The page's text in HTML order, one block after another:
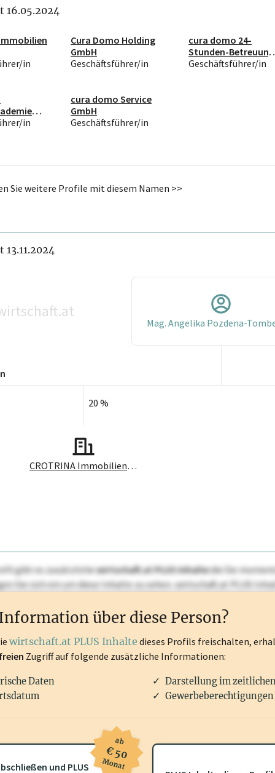
16.05.2024
in
Cura Domo Holding
GmbH
Geschäftsführer/in
cura domo 24-
Stunden-Betreuung
GmbH
Geschäftsführer/in
in
cura domo Service
GmbH
Geschäftsführer/in
Sie weitere Profile mit diesem Namen >>
Mag. Angelika Pozdena-
CROTRINA Immobilien GmbH
20 %
gibt es zusätzlichewirtschaft.at PLUS Inhaltedie Sie
Sie sich ein um diese Inhalte zu sehen. wirtschaft.at PLUS
über diese Person?
wirtschaft.at PLUS Inhalte dieses Profils freischalten,
Zugriff auf folgende zusätzliche Informationen:
Daten
Darstellung im
und PLUS
ab
€ 50
Monat